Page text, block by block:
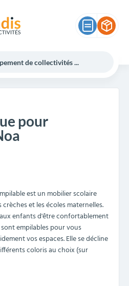
pour
est un mobilier scolaire
et les écoles maternelles.
enfants d'être confortablement
sont empilables pour vous
vos espaces. Elle se décline
coloris au choix (sur